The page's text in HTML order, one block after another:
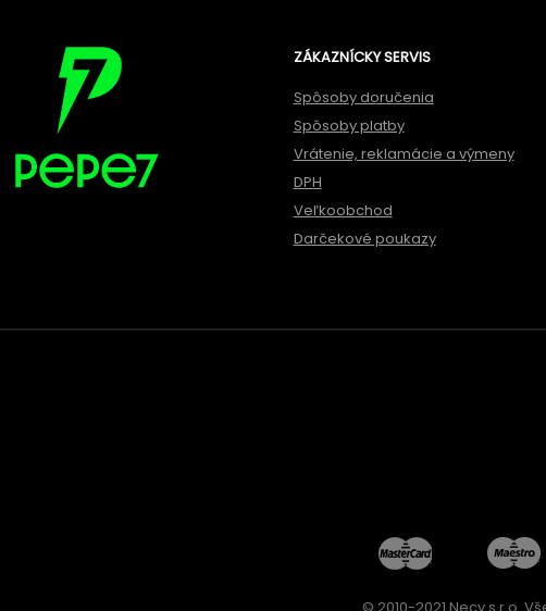
ZÁKAZNÍCKY SERVIS
Spôsoby doručenia
Spôsoby platby
Vrátenie, reklamácie a výmeny
DPH
Veľkoobchod
Darčekové poukazy